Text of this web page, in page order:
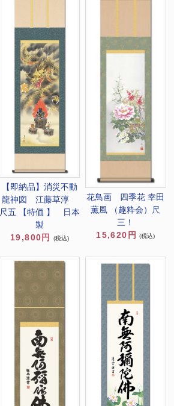
【即納品】消災不動
龍神図 江藤草淳
尺五 【特価 】 日本
製
19,800円
(税込)
花鳥画 四季花 幸田
薫風 （趣粋会）尺
三！
15,620円
(税込)